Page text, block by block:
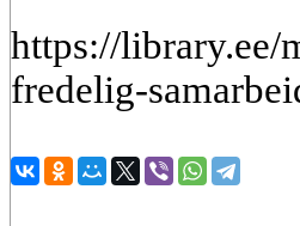
https://library.ee/
fredelig-